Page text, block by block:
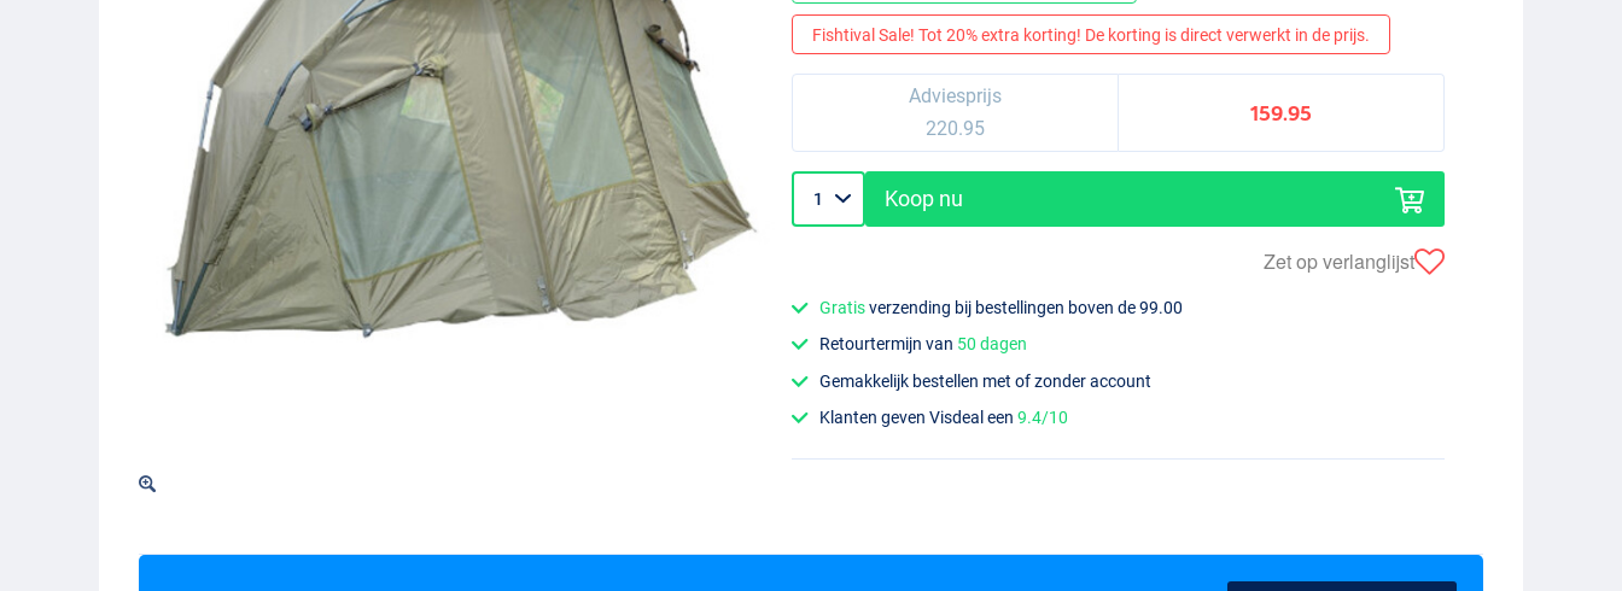
Fishtival Sale! Tot 20% extra korting! De korting is direct verwerkt in de prijs.
Adviesprijs
220.95
159.95
Koop nu
Zet op verlanglijst
Gratisverzending bij bestellingen boven de 99.00
Retourtermijn van 50 dagen
Gemakkelijk bestellen met of zonder account
Klanten geven Visdeal een9.4/10